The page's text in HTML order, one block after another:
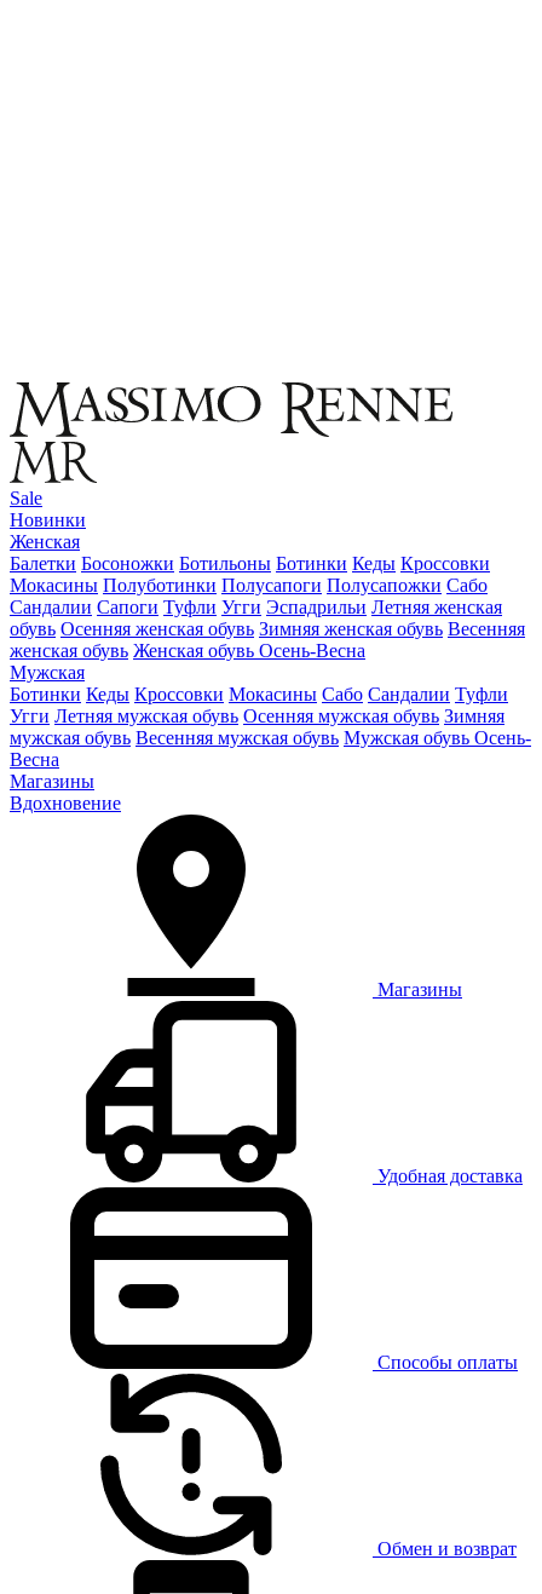
Sale
Новинки
Женская
Балетки Босоножки Ботильоны Ботинки Кеды Кроссовки
Мокасины Полуботинки Полусапоги Полусапожки Сабо
Сандалии Сапоги Туфли Угги Эспадрильи Летняя женская
обувь Осенняя женская обувь Зимняя женская обувь Весенняя
женская обувь Женская обувь Осень-Весна
Мужская
Ботинки Кеды Кроссовки Мокасины Сабо Сандалии Туфли
Угги Летняя мужская обувь Осенняя мужская обувь Зимняя
мужская обувь Весенняя мужская обувь Мужская обувь Осень-
Весна
Магазины
Вдохновение
Магазины
Удобная доставка
Способы оплаты
Обмен и возврат